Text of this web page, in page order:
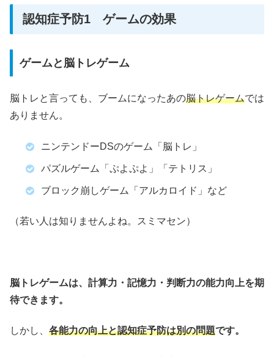
認知症予防1 ゲームの効果
ゲームと脳トレゲーム
脳トレと言っても、ブームになったあの脳トレゲームでは
ありません。
ニンテンドーDSのゲーム「脳トレ」
パズルゲーム「ぷよぷよ」「テトリス」
ブロック崩しゲーム「アルカロイド」など
（若い人は知りませんよね。スミマセン）
脳トレゲームは、計算力・記憶力・判断力の能力向上を期
待できます。
しかし、 各能力の向上と認知症予防は別の問題です。